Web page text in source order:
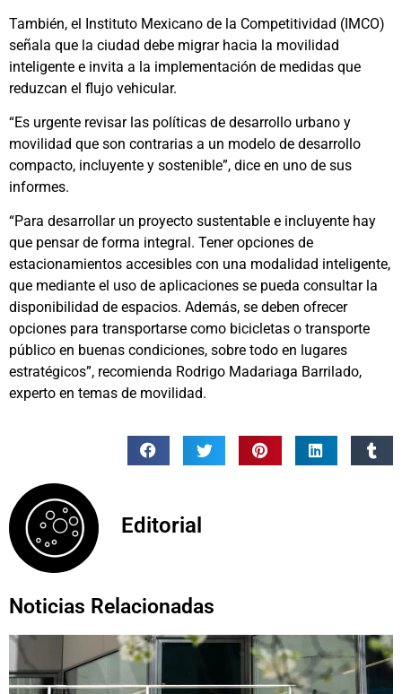
También, el Instituto Mexicano de la Competitividad (IMCO)
señala que la ciudad debe migrar hacia la movilidad
inteligente e invita a la implementación de medidas que
reduzcan el flujo vehicular.
“Es urgente revisar las políticas de desarrollo urbano y
movilidad que son contrarias a un modelo de desarrollo
compacto, incluyente y sostenible”, dice en uno de sus
informes.
“Para desarrollar un proyecto sustentable e incluyente hay
que pensar de forma integral. Tener opciones de
estacionamientos accesibles con una modalidad inteligente,
que mediante el uso de aplicaciones se pueda consultar la
disponibilidad de espacios. Además, se deben ofrecer
opciones para transportarse como bicicletas o transporte
público en buenas condiciones, sobre todo en lugares
estratégicos”, recomienda Rodrigo Madariaga Barrilado,
experto en temas de movilidad.
Editorial
Noticias Relacionadas